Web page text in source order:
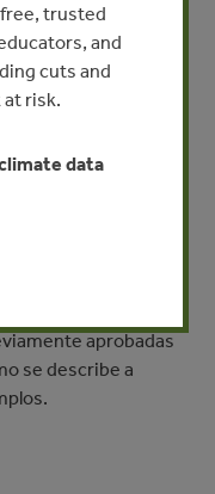
ONG´s o
de carbono de
de
de la cadena
de tierras,
en desarrollo que
aprobadas
se describe a
free, trusted
and
cuts and
risk.
data